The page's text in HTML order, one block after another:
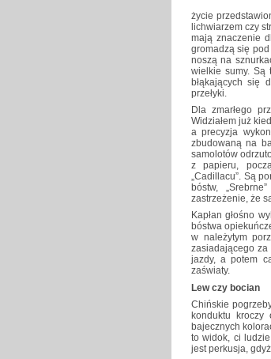
życie
lichwiarzem czy
mają znaczenie
gromadzą się pod
noszą na
wielkie sumy. Są
błąkających się
przełyki.
Dla zmarłego
Widziałem już
a precyzja
zbudowaną na
samolotów
z papieru,
„Cadillacu”. Są
bóstw,
zastrzeżenie, że
Kapłan głośno
bóstwa
w należytym
zasiadającego za
jazdy, a potem
zaświaty.
Lew czy bocian
Chińskie
konduktu kroczy
bajecznych
to widok, ci
jest perkusja,